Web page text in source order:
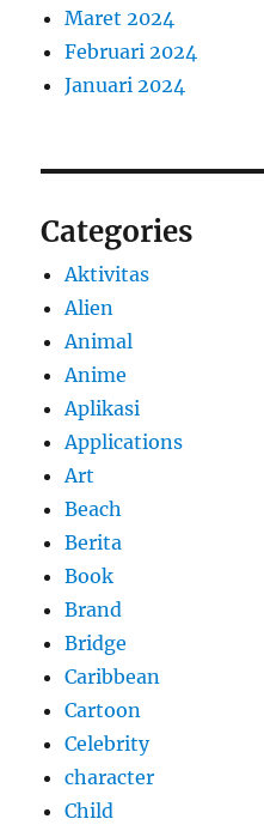
Maret 2024
Februari 2024
Januari 2024
Categories
Aktivitas
Alien
Animal
Anime
Aplikasi
Applications
Art
Beach
Berita
Book
Brand
Bridge
Caribbean
Cartoon
Celebrity
character
Child